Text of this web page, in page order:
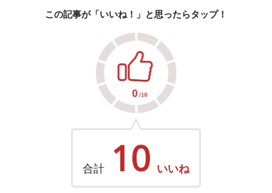
この記事が「いいね！」と思ったらタップ！
合計 10 いいね